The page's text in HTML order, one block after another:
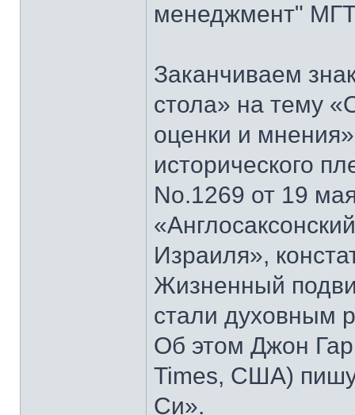
менеджмент"
Заканчиваем
стола» на тему
оценки и
исторического
No.1269 от 19
Израиля»,
Жизненный
стали духовным
Об этом Джон
Times, США)
Си».